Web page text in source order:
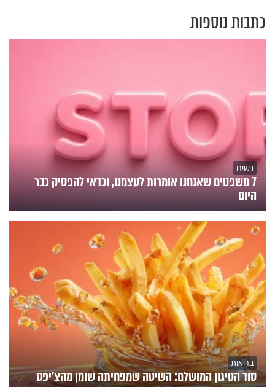
כתבות נוספות
נשים
7 משפטים שאנחנו אומרות לעצמנו, וכדאי להפסיק כבר
היום
בריאות
סוד הטיגון המושלם: השיטה שמפחיתה שומן מהצ'יפס